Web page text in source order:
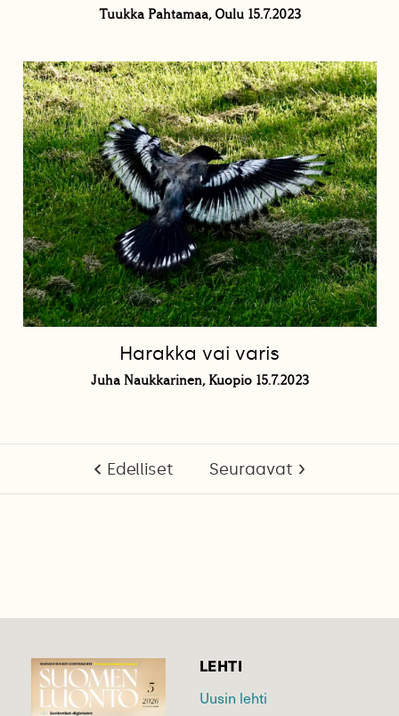
Tuukka Pahtamaa, Oulu 15.7.2023
Harakka vai varis
Juha Naukkarinen, Kuopio 15.7.2023
Edelliset Seuraavat
LEHTI
Uusin lehti